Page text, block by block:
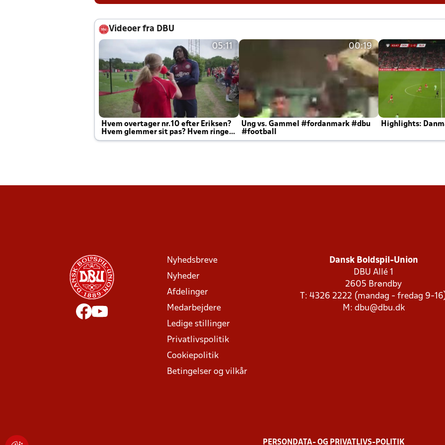
Videoer fra DBU
05:11
Hvem overtager nr.10 efter Eriksen?
Hvem glemmer sit pas? Hvem ringer
Joachim altid til efter kampe?
00:19
Ung vs. Gammel #fordanmark #dbu
#football
Highlights:
Nyhedsbreve
Nyheder
Afdelinger
Medarbejdere
Ledige stillinger
Privatlivspolitik
Cookiepolitik
Betingelser og vilkår
Dansk Boldspil-Union
DBU Allé 1
2605 Brøndby
T: 4326 2222 (mandag - fredag 9-
M: dbu@dbu.dk
PERSONDATA- OG PRIVATLIVS-POLITIK